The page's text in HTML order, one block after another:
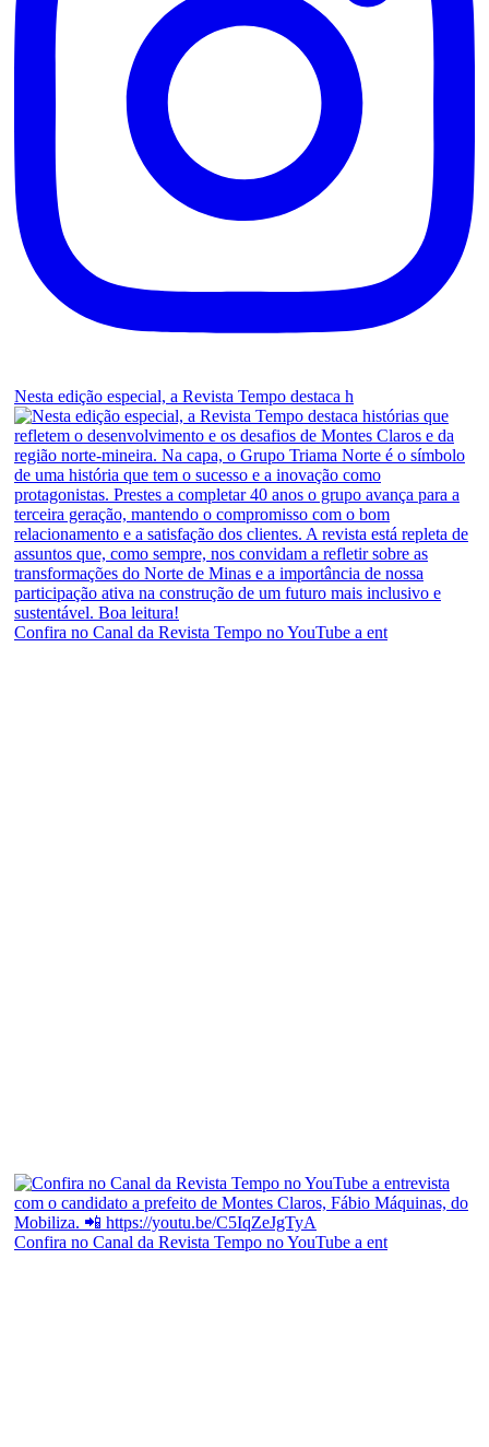
Nesta edição especial, a Revista Tempo destaca h
Confira no Canal da Revista Tempo no YouTube a ent
Confira no Canal da Revista Tempo no YouTube a ent